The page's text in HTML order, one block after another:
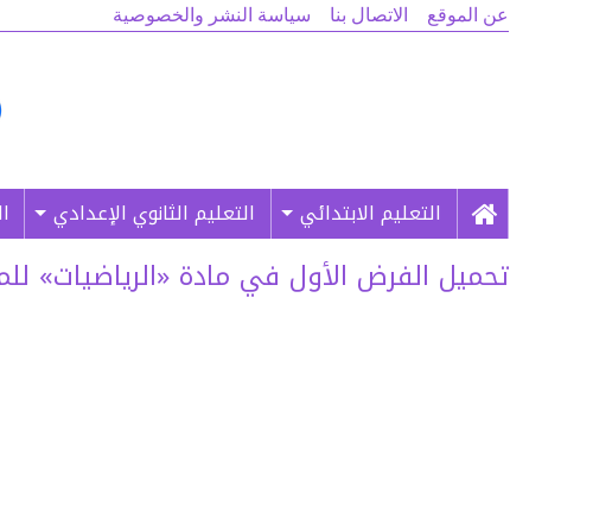
عن الموقع الاتصال بنا سياسة النشر والخصوصية
التعليم الابتدائي التعليم الثانوي الإعدادي
تحميل الفرض الأول في مادة «الرياضيات»